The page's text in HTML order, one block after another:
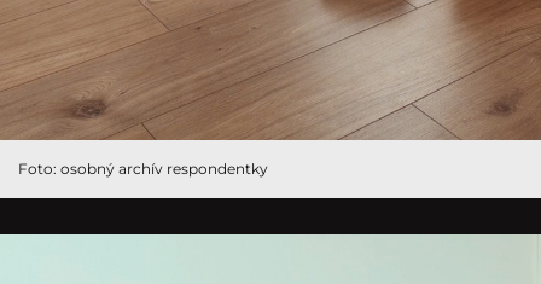
Foto: osobný archív respondentky